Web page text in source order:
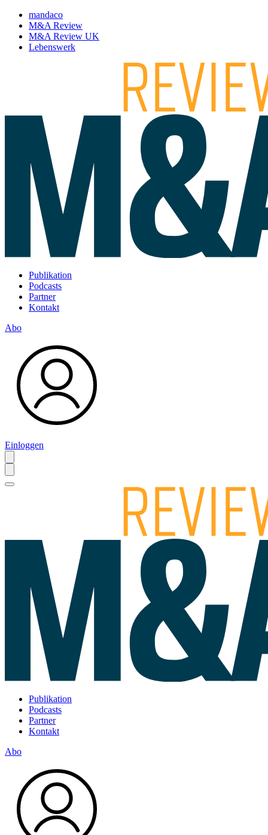
mandaco
M&A Review
M&A Review UK
Lebenswerk
Publikation
Podcasts
Partner
Kontakt
Abo
Einloggen
Publikation
Podcasts
Partner
Kontakt
Abo